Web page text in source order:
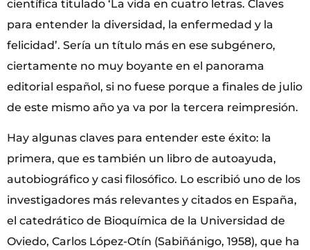
científica titulado ‘La vida en cuatro letras. Claves
para entender la diversidad, la enfermedad y la
felicidad’. Sería un título más en ese subgénero,
ciertamente no muy boyante en el panorama
editorial español, si no fuese porque a finales de julio
de este mismo año ya va por la tercera reimpresión.
Hay algunas claves para entender este éxito: la
primera, que es también un libro de autoayuda,
autobiográfico y casi filosófico. Lo escribió uno de los
investigadores más relevantes y citados en España,
el catedrático de Bioquímica de la Universidad de
Oviedo, Carlos López-Otín (Sabiñánigo, 1958), que ha